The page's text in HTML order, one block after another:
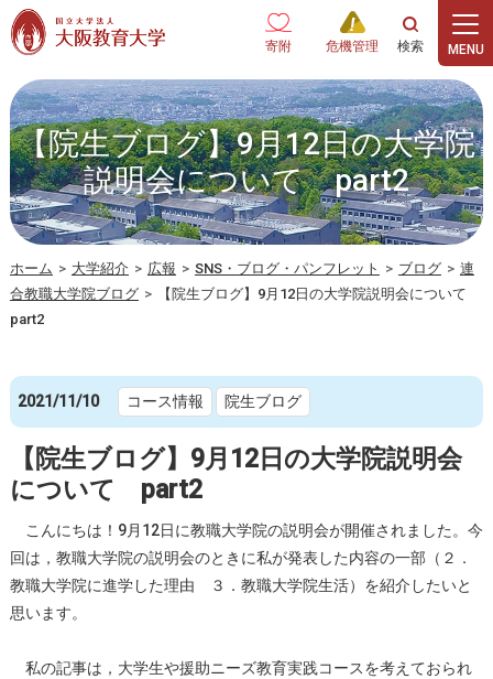
本文へ
寄附 危機管理
【院生ブログ】9月12日の大学院
説明会について part2
ホーム > 大学紹介 > 広報 > SNS・ブログ・パンフレット > ブログ > 連
合教職大学院ブログ >
【院生ブログ】9月12日の大学院説明会について
part2
2021/11/10 コース情報 院生ブログ
【院生ブログ】9月12日の大学院説明会
について part2
こんにちは！9月12日に教職大学院の説明会が開催されました。今
回は，教職大学院の説明会のときに私が発表した内容の一部（２．
教職大学院に進学した理由 ３．教職大学院生活）を紹介したいと
思います。
私の記事は，大学生や援助ニーズ教育実践コースを考えておられ